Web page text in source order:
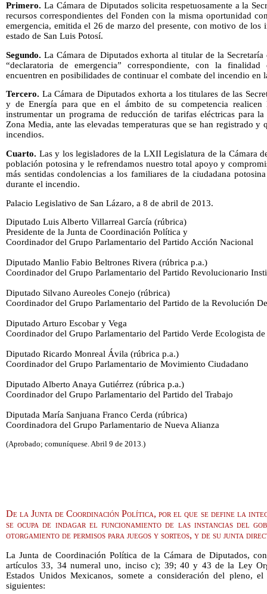
Primero. La Cámara de Diputados solicita respetuosamente a la
recursos correspondientes del Fonden con la misma oportunidad
emergencia, emitida el 26 de marzo del presente, con motivo de los
estado de San Luis Potosí.
Segundo. La Cámara de Diputados exhorta al titular de la
“declaratoria de emergencia” correspondiente, con la
encuentren en posibilidades de continuar el combate del incendio en
Tercero. La Cámara de Diputados exhorta a los titulares de las
y de Energía para que en el ámbito de su competencia realicen
instrumentar un programa de reducción de tarifas eléctricas para
Zona Media, ante las elevadas temperaturas que se han registrado y
incendios.
Cuarto. Las y los legisladores de la LXII Legislatura de la Cámara
población potosina y le refrendamos nuestro total apoyo y
más sentidas condolencias a los familiares de la ciudadana
durante el incendio.
Palacio Legislativo de San Lázaro, a 8 de abril de 2013.
Diputado Luis Alberto Villarreal García (rúbrica)
Presidente de la Junta de Coordinación Política y
Coordinador del Grupo Parlamentario del Partido Acción Nacional
Diputado Manlio Fabio Beltrones Rivera (rúbrica p.a.)
Coordinador del Grupo Parlamentario del Partido Revolucionario
Diputado Silvano Aureoles Conejo (rúbrica)
Coordinador del Grupo Parlamentario del Partido de la Revolución
Diputado Arturo Escobar y Vega
Coordinador del Grupo Parlamentario del Partido Verde Ecologista
Diputado Ricardo Monreal Ávila (rúbrica p.a.)
Coordinador del Grupo Parlamentario de Movimiento Ciudadano
Diputado Alberto Anaya Gutiérrez (rúbrica p.a.)
Coordinador del Grupo Parlamentario del Partido del Trabajo
Diputada María Sanjuana Franco Cerda (rúbrica)
Coordinadora del Grupo Parlamentario de Nueva Alianza
(Aprobado; comuníquese. Abril 9 de 2013.)
De la Junta de Coordinación Política, por el que se define la
se ocupa de indagar el funcionamiento de las instancias del
otorgamiento de permisos para juegos y sorteos, y de su junta
La Junta de Coordinación Política de la Cámara de Diputados,
artículos 33, 34 numeral uno, inciso c); 39; 40 y 43 de la Ley
Estados Unidos Mexicanos, somete a consideración del pleno,
siguientes: